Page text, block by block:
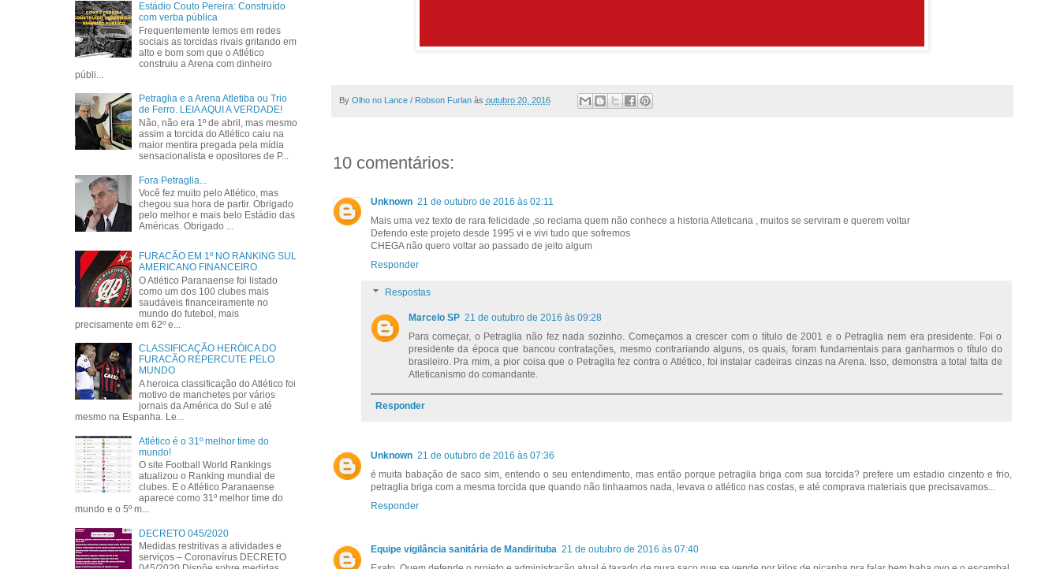
By Olho no Lance / Robson Furlan às outubro 20, 2016
10 comentários:
Unknown 21 de outubro de 2016 às 02:11
Mais uma vez texto de rara felicidade ,so reclama quem não conhece a historia Atleticana , muitos se serviram e querem voltar
Defendo este projeto desde 1995 vi e vivi tudo que sofremos
CHEGA não quero voltar ao passado de jeito algum
Responder
Respostas
Marcelo SP 21 de outubro de 2016 às 09:28
Para começar, o Petraglia não fez nada sozinho. Começamos a crescer com o título de 2001 e o Petraglia nem era presidente. Foi o
presidente da época que bancou contratações, mesmo contrariando alguns, os quais, foram fundamentais para ganharmos o título do
brasileiro. Pra mim, a pior coisa que o Petraglia fez contra o Atlético, foi instalar cadeiras cinzas na Arena. Isso, demonstra a total falta de
Atleticanismo do comandante.
Responder
Unknown 21 de outubro de 2016 às 07:36
é muita babação de saco sim, entendo o seu entendimento, mas então porque petraglia briga com sua torcida? prefere um estadio cinzento e frio,
petraglia briga com a mesma torcida que quando não tinhaamos nada, levava o atlético nas costas, e até comprava materiais que precisavamos...
Responder
Equipe vigilância sanitária de Mandirituba 21 de outubro de 2016 às 07:40
Estádio Couto Pereira: Construído
com verba pública
Frequentemente lemos em redes
sociais as torcidas rivais gritando em
alto e bom som que o Atlético
construiu a Arena com dinheiro
públi...
Petraglia e a Arena Atletiba ou Trio
de Ferro. LEIA AQUI A VERDADE!
Não, não era 1º de abril, mas mesmo
assim a torcida do Atlético caiu na
maior mentira pregada pela mídia
sensacionalista e opositores de P...
Fora Petraglia...
Você fez muito pelo Atlético, mas
chegou sua hora de partir. Obrigado
pelo melhor e mais belo Estádio das
Américas. Obrigado ...
FURACÃO EM 1º NO RANKING SUL
AMERICANO FINANCEIRO
O Atlético Paranaense foi listado
como um dos 100 clubes mais
saudáveis financeiramente no
mundo do futebol, mais
precisamente em 62º e...
CLASSIFICAÇÃO HERÓICA DO
FURACÃO REPERCUTE PELO
MUNDO
A heroica classificação do Atlético foi
motivo de manchetes por vários
jornais da América do Sul e até
mesmo na Espanha. Le...
Atlético é o 31º melhor time do
mundo!
O site Football World Rankings
atualizou o Ranking mundial de
clubes. E o Atlético Paranaense
aparece como 31º melhor time do
mundo e o 5º m...
DECRETO 045/2020
Medidas restritivas a atividades e
serviços – Coronavírus DECRETO